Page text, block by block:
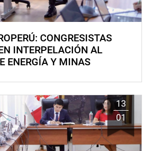
CONGRESISTAS
INTERPELACIÓN AL
ENERGÍA Y MINAS
13
01